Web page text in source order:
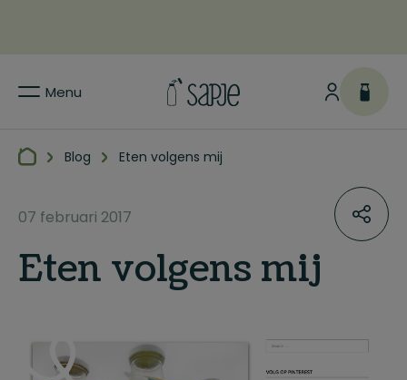
Menu
Blog Eten volgens mij
07 februari 2017
Eten volgens mij